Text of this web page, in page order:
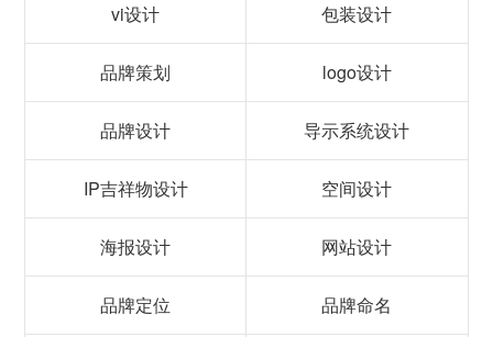
vi设计 包装设计
品牌策划 logo设计
品牌设计 导示系统设计
IP吉祥物设计 空间设计
海报设计 网站设计
品牌定位 品牌命名